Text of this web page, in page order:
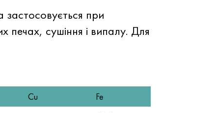
застосовується при
печах, сушіння і випалу. Для
Cu Fe